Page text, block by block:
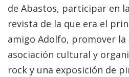
de Abastos, participar en
revista de la que era el
amigo Adolfo, promover la
asociación cultural y
rock y una exposición de